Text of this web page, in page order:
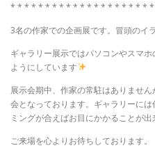
* * * * * * * * * * * * * * * * * * * *
3名の作家での企画展です。冒頭のイ
ギャラリー展示ではパソコンやスマ
ようにしています
展示会期中、作家の常駐はありませ
会となっております。ギャラリーに
ミングが合えばお目にかかることが出
ご来場を心よりお待ちしております。